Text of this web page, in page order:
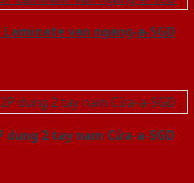
Laminate van ngang-a-SGD
dung 2 tay nam Cửa-a-SGD